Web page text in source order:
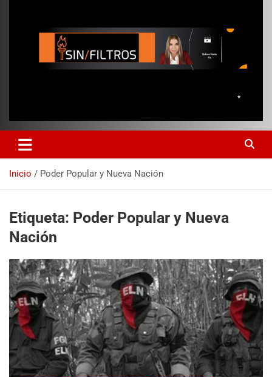
Inicio Poder Popular y Nueva Nación
Etiqueta: Poder Popular y Nueva
Nación